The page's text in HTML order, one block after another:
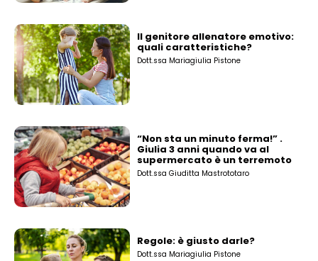
Il genitore allenatore emotivo:
quali caratteristiche?
Dott.ssa Mariagiulia Pistone
“Non sta un minuto ferma!” .
Giulia 3 anni quando va al
supermercato è un terremoto
Dott.ssa Giuditta Mastrototaro
Regole: è giusto darle?
Dott.ssa Mariagiulia Pistone